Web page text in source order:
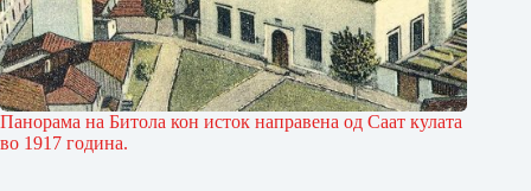
Панорама на Битола кон исток направена од Саат кулата
во 1917 година.